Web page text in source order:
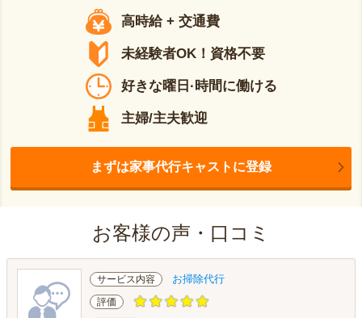
高時給 + 交通費
未経験者OK！資格不要
好きな曜日·時間に働ける
主婦/主夫歓迎
まずは家事代行キャストに登録
お客様の声・口コミ
サービス内容 お掃除代行
評価